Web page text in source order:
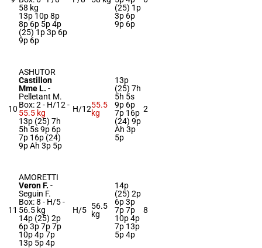
58 kg
13p 10p 8p
8p 6p 5p 4p
(25) 1p 3p 6p
9p 6p
(25) 1p
3p 6p
9p 6p
10
ASHUTOR
Castillon
Mme L. -
Pelletant M.
Box: 2 - H/12 -
55.5 kg
13p (25) 7h
5h 5s 9p 6p
7p 16p (24)
9p Ah 3p 5p
H/1255.5
kg
13p
(25) 7h
5h 5s
9p 6p
7p 16p
(24) 9p
Ah 3p
5p
2
11
AMORETTI
Veron F. -
Seguin F.
Box: 8 - H/5 -
56.5 kg
14p (25) 2p
6p 3p 7p 7p
10p 4p 7p
13p 5p 4p
H/5 56.5
kg
14p
(25) 2p
6p 3p
7p 7p
10p 4p
7p 13p
5p 4p
8